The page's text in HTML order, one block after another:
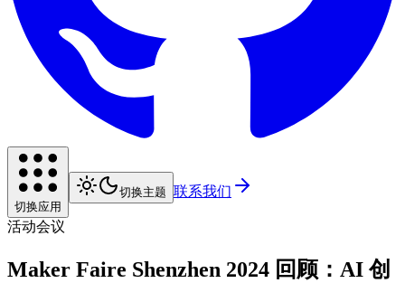
切换应用
切换主题 联系我们
活动会议
Maker Faire Shenzhen 2024 回顾：AI 创